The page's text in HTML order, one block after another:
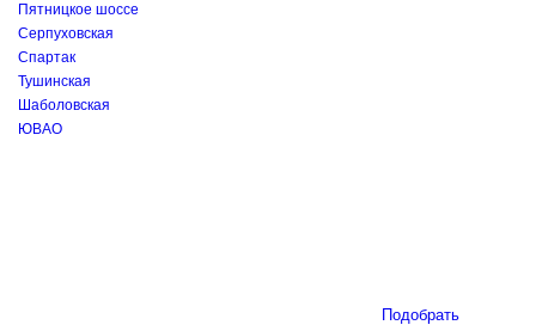
Пятницкое шоссе
Серпуховская
Спартак
Тушинская
Шаболовская
ЮВАО
Подобрать